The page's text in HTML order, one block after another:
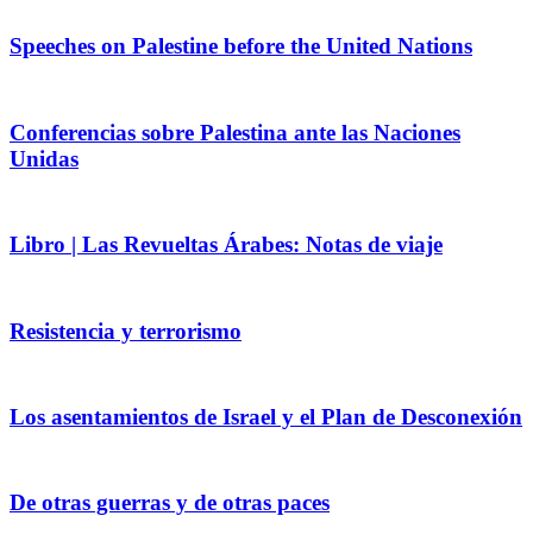
Speeches on Palestine before the United Nations
Conferencias sobre Palestina ante las Naciones
Unidas
Libro | Las Revueltas Árabes: Notas de viaje
Resistencia y terrorismo
Los asentamientos de Israel y el Plan de Desconexión
De otras guerras y de otras paces